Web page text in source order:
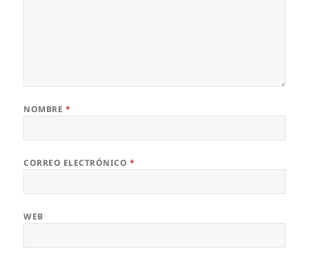
NOMBRE *
CORREO ELECTRÓNICO *
WEB